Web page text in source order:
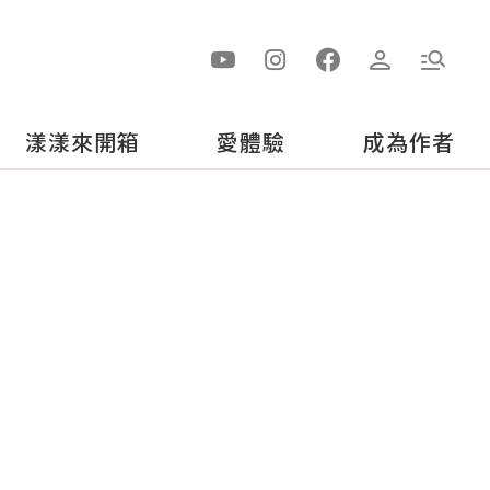
漾漾來開箱 愛體驗 成為作者